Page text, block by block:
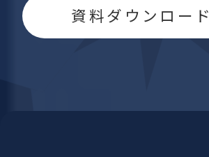
資料ダウンロード